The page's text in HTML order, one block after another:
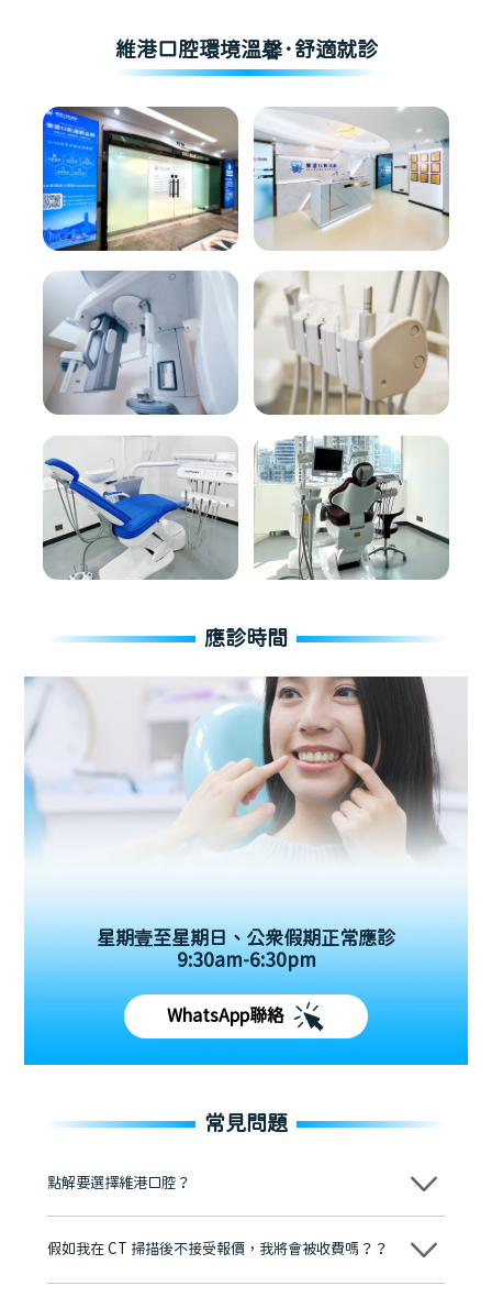
維港口腔環境溫馨·舒適就診
應診時間
星期壹至星期日、公眾假期正常應診
9:30am-6:30pm
WhatsApp聯絡
常見問題
點解要選擇維港口腔？
維港口腔踐行「醫道濟世」的大學校訓，各分院匯聚來自香港、內地的
牌」、「2025香港企業領袖品牌」，是諾貝爾種植系統全球放心植牙中
至今已服務超過三十個國家和地區的顧客，受到粵港澳大灣區及周邊城
假如我在 CT 掃描後不接受報價，我將會被收費嗎？？
不會！只要未開始實際服務之前，你不會被收取任何費用。